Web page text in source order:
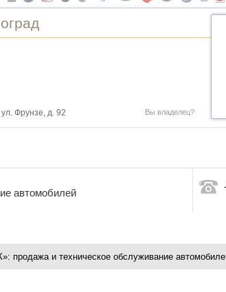
Вы владелец?
Фрунзе, д. 92
автомобилей
продажа и техническое обслуживание